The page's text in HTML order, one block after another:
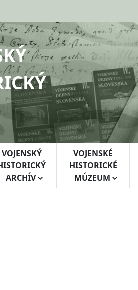
VOJENSKÝ
ARCHÍV
VOJENSKÉ
HISTORICKÉ
MÚZEUM